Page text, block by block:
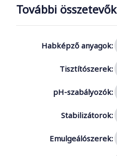
További összetevők
Habképző anyagok:
Tisztítószerek:
pH-szabályozók:
Stabilizátorok:
Emulgeálószerek: